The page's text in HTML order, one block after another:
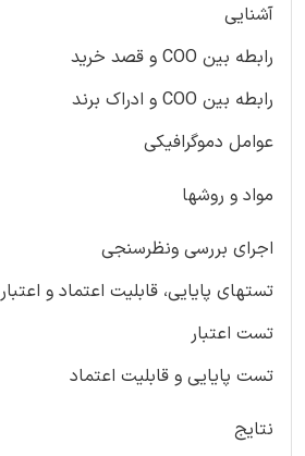
آشنایی
رابطه بین COO و قصد خرید
رابطه بین COO و ادراک برند
عوامل دموگرافیکی
مواد و روشها
اجرای بررسی ونظرسنجی
تستهای پایایی، قابلیت اعتماد و اعتبار
تست اعتبار
تست پایایی و قابلیت اعتماد
نتایج